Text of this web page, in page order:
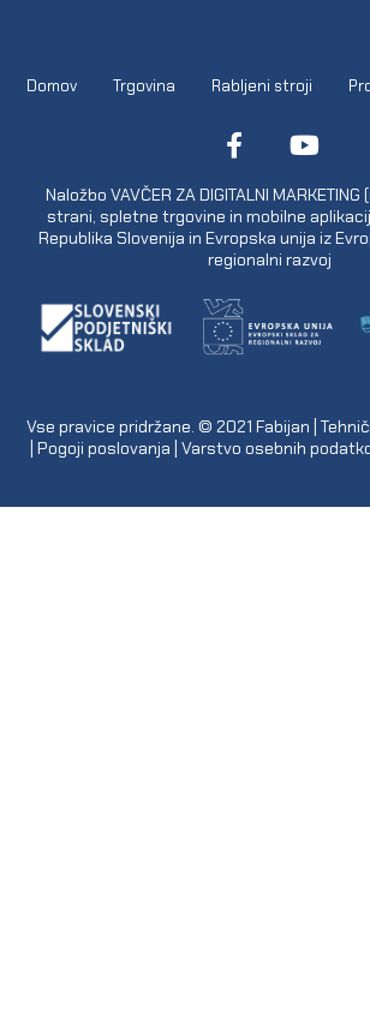
Domov Trgovina Rabljeni stroji
Naložbo VAVČER ZA DIGITALNI
strani, spletne trgovine in mobilne
Republika Slovenija in Evropska unija iz
regionalni razvoj
Vse pravice pridržane. © 2021 Fabijan |
Pogoji poslovanja Varstvo osebnih